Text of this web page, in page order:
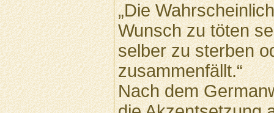
„Die
Wunsch zu töten
selber zu sterben
zusammenfällt.“
Nach dem